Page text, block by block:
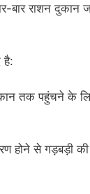
बार राशन
है:
तक पहुंचने के
होने से गड़बड़ी